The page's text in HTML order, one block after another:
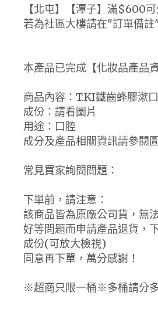
【北屯】【潭子】滿$600
若為社區大樓請在"訂單備註
本產品已完成【化妝品產品
商品內容：T.KI鐵齒蜂膠漱
成份：請看圖片
用途：口腔
成分及產品相關資訊請參閱
常見買家詢問問題：
下單前，請注意：
該商品皆為原廠公司貨，無
好等問題而申請產品退貨，
成份(可放大檢視)
同意再下單，萬分感謝！
※超商只限一桶※多桶請分